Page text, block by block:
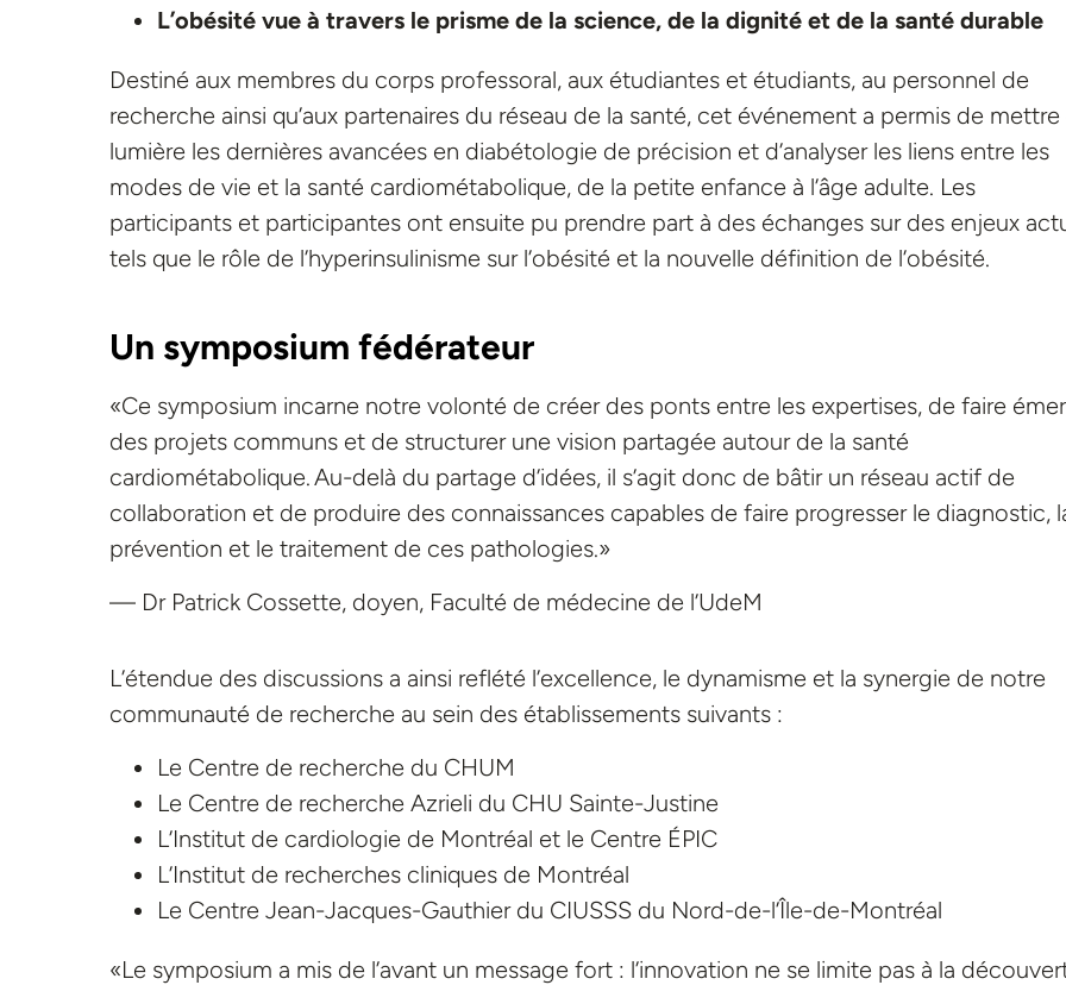
L’obésité vue à travers le prisme de la science, de la dignité et de la santé durable
Destiné aux membres du corps professoral, aux étudiantes et étudiants, au personnel de
recherche ainsi qu’aux partenaires du réseau de la santé, cet événement a permis de mettre
lumière les dernières avancées en diabétologie de précision et d’analyser les liens entre les
modes de vie et la santé cardiométabolique, de la petite enfance à l’âge adulte. Les
participants et participantes ont ensuite pu prendre part à des échanges sur des enjeux
tels que le rôle de l’hyperinsulinisme sur l’obésité et la nouvelle définition de l’obésité.
Un symposium fédérateur
«Ce symposium incarne notre volonté de créer des ponts entre les expertises, de faire
des projets communs et de structurer une vision partagée autour de la santé
cardiométabolique. Au-delà du partage d’idées, il s’agit donc de bâtir un réseau actif de
collaboration et de produire des connaissances capables de faire progresser le diagnostic,
prévention et le traitement de ces pathologies.»
— Dr Patrick Cossette, doyen, Faculté de médecine de l’UdeM
L’étendue des discussions a ainsi reflété l’excellence, le dynamisme et la synergie de notre
communauté de recherche au sein des établissements suivants :
Le Centre de recherche du CHUM
Le Centre de recherche Azrieli du CHU Sainte-Justine
L’Institut de cardiologie de Montréal et le Centre ÉPIC
L’Institut de recherches cliniques de Montréal
Le Centre Jean-Jacques-Gauthier du CIUSSS du Nord-de-l’Île-de-Montréal
«Le symposium a mis de l’avant un message fort : l’innovation ne se limite pas à la